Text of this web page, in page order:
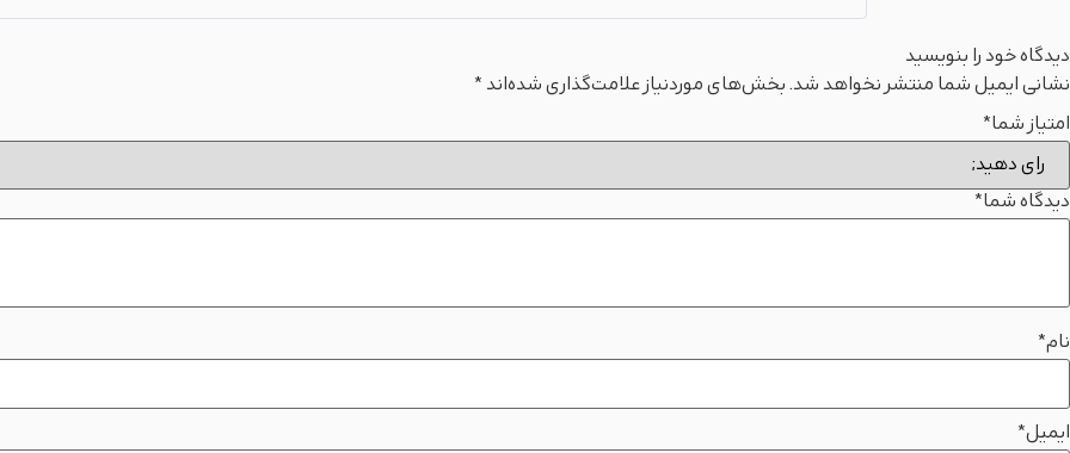
دیدگاه خود را بنویسید
نشانی ایمیل شما منتشر نخواهد شد.بخش‌های موردنیاز علامت‌گذاری شده‌اند *
امتیاز شما*
دیدگاه شما*
نام*
ایمیل*